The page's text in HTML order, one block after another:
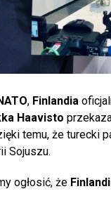
, Finlandia
Haavisto
temu, że turecki
Sojuszu.
ogłosić, że